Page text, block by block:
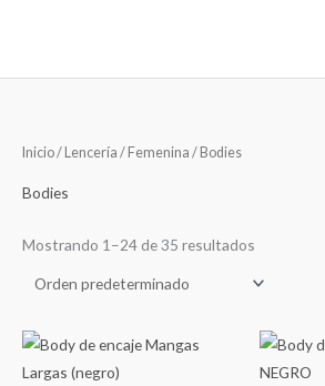
Inicio/ Lencería / Femenina / Bodies
Bodies
Mostrando 1–24 de 35 resultados